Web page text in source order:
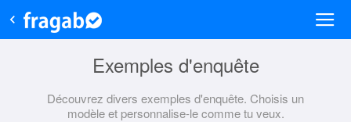
Exemples d'enquête
Découvrez divers exemples d'enquête. Choisis un
modèle et personnalise-le comme tu veux.